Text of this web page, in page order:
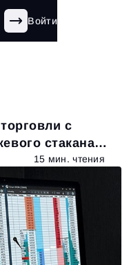
Войти
с
стакана
15 мин. чтения